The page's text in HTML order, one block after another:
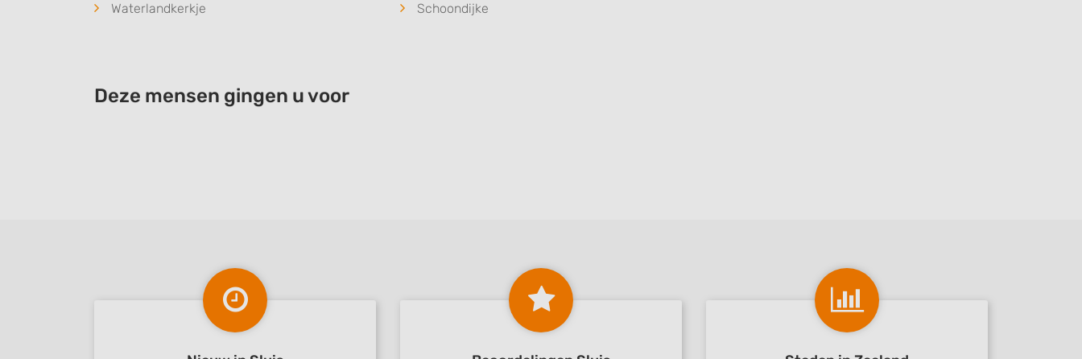
Waterlandkerkje
Schoondijke
Deze mensen gingen u voor